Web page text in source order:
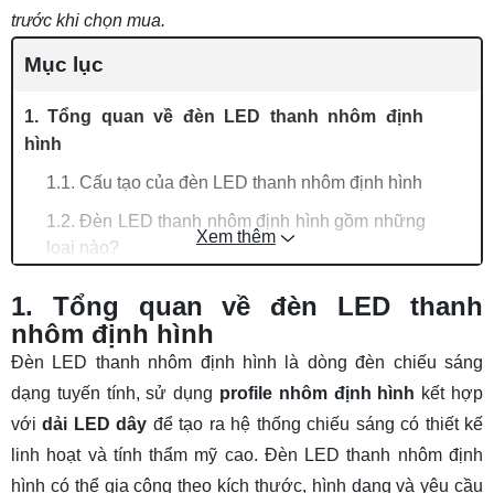
trước khi chọn mua.
Mục lục
1. Tổng quan về đèn LED thanh nhôm định
hình
1.1. Cấu tạo của đèn LED thanh nhôm định hình
1.2. Đèn LED thanh nhôm định hình gồm những
loại nào?
theo kiểu dáng
3. Bảng báo giá thanh nhôm định hình theo
điện áp
4. Bảng báo giá LED thanh nhôm định hình
theo loại chip LED
5. Báo giá đèn thanh nhôm âm trần theo kích
Xem thêm
1. Tổng quan về đèn LED thanh
nhôm định hình
Đèn LED thanh nhôm định hình là dòng đèn chiếu sáng
dạng tuyến tính, sử dụng profile nhôm định hình kết hợp
vớidải LED dây để tạo ra hệ thống chiếu sáng có thiết kế
linh hoạt và tính thẩm mỹ cao. Đèn LED thanh nhôm định
hình có thể gia công theo kích thước, hình dạng và yêu cầu